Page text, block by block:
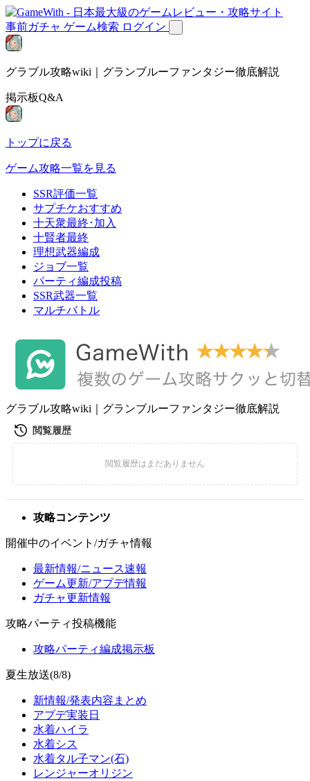
事前ガチャ ゲーム検索 ログイン
グラブル攻略wiki｜グランブルーファンタジー徹底解説
掲示板Q&A
トップに戻る
ゲーム攻略一覧を見る
SSR評価一覧
サプチケおすすめ
十天衆最終･加入
十賢者最終
理想武器編成
ジョブ一覧
パーティ編成投稿
SSR武器一覧
マルチバトル
グラブル攻略wiki｜グランブルーファンタジー徹底解説
攻略コンテンツ
開催中のイベント/ガチャ情報
最新情報/ニュース速報
ゲーム更新/アプデ情報
ガチャ更新情報
攻略パーティ投稿機能
攻略パーティ編成掲示板
夏生放送(8/8)
新情報/発表内容まとめ
アプデ実装日
水着ハイラ
水着シス
水着タル子マン(石)
レンジャーオリジン